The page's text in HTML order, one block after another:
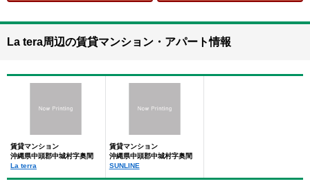
La tera周辺の賃貸マンション・アパート情報
賃貸マンション
沖縄県中頭郡中城村字奥間
La terra
賃貸マンション
沖縄県中頭郡中城村字奥間
SUNLINE